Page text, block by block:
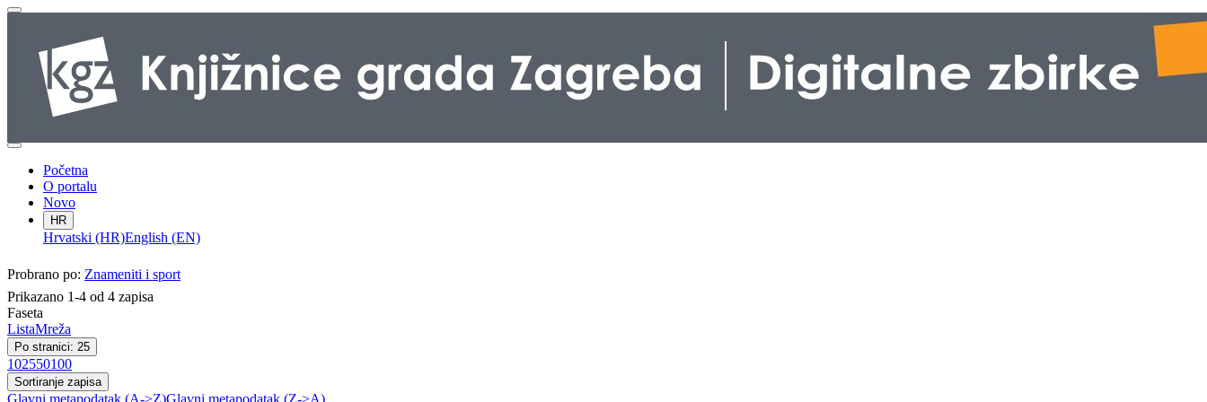
Početna
O portalu
Novo
HR
Hrvatski (HR)English (EN)
Probrano po: Znameniti i sport
Prikazano 1-4 od 4 zapisa
Faseta
ListaMreža
Po stranici: 25
102550100
Sortiranje zapisa
Glavni metapodatak (A->Z)Glavni metapodatak (Z->A)